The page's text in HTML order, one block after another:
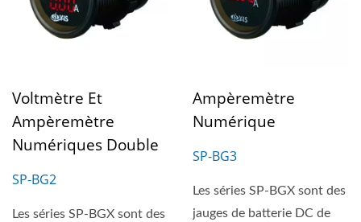
Voltmètre Et
Ampèremètre
Numériques Double
SP-BG2
Les séries SP-BGX sont des
Ampèremètre
Numérique
SP-BG3
Les séries SP-BGX sont des
jauges de batterie DC de